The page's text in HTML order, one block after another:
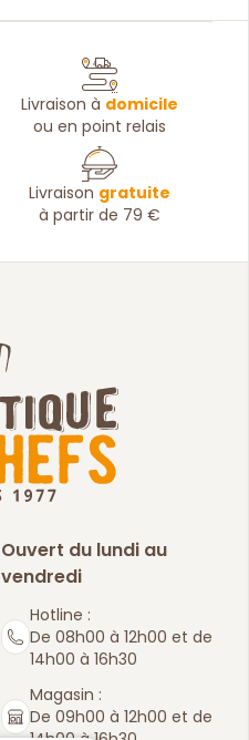
Livraison à domicile
ou en point relais
Livraison gratuite
à partir de 79 €
Ouvert du lundi au
vendredi
Hotline :
De 08h00 à 12h00 et de
14h00 à 16h30
Magasin :
De 09h00 à 12h00 et de